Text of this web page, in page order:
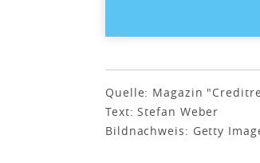
Quelle: Magazin
Text: Stefan Weber
Bildnachweis: Getty